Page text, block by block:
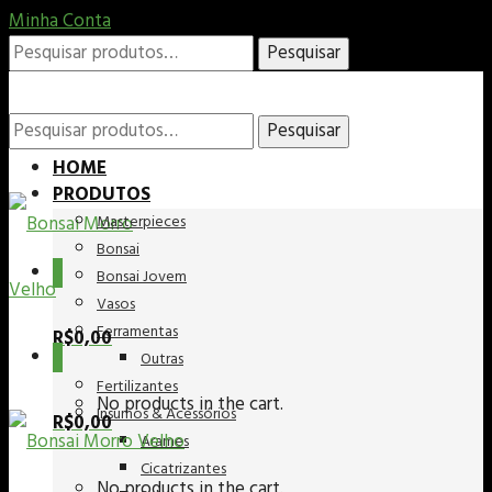
Minha Conta
Pesquisar
por:
Pesquisar
Pesquisar
Pesquisar
HOME
PRODUTOS
Masterpieces
Bonsai
Bonsai Jovem
Vasos
Ferramentas
Outras
Fertilizantes
Insumos & Acessórios
Arames
Cicatrizantes
R$0,00
No products in the cart.
R$0,00